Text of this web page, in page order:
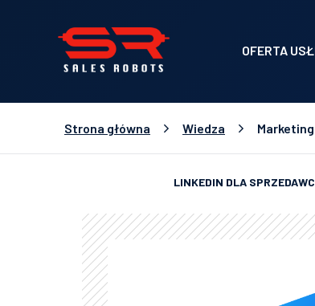
OFERTA
Strona główna Wiedza
LINKEDIN DLA